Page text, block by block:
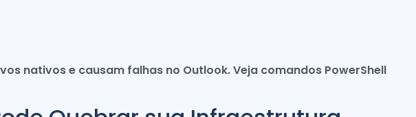
nativos e causam falhas no Outlook. Veja comandos PowerShell